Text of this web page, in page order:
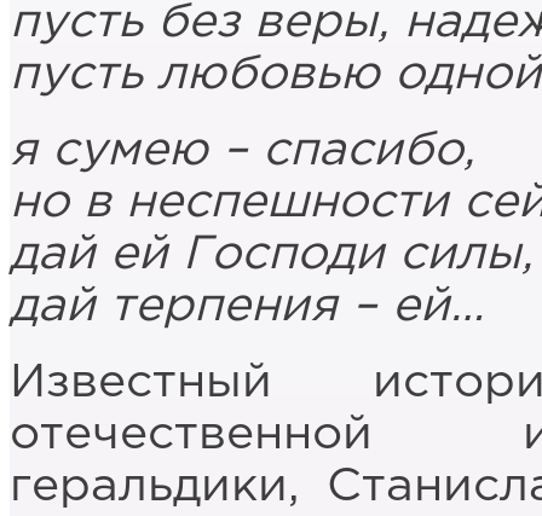
пусть без веры,
пусть любовью
я сумею – спасибо,
но в неспешности
дай ей Господи силы,
дай терпения – ей…
Известный
отечественной
геральдики,